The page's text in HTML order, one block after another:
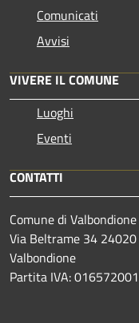
Comunicati
Avvisi
VIVERE IL COMUNE
Luoghi
Eventi
CONTATTI
Comune di Valbondione
Via Beltrame 34
Valbondione
Partita IVA: